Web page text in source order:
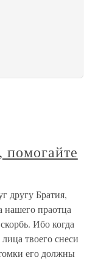
помогайте
другу Братия,
нашего праотца
Ибо когда
твоего снеси
его должны